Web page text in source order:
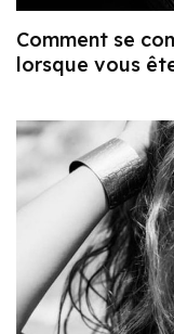
Comment se
lorsque vous